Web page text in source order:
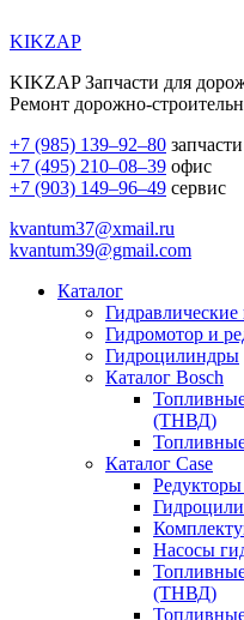
KIKZAP
KIKZAP Запчасти для
Ремонт дорожно-
+7 (985) 139–92–80 запчасти
+7 (495) 210–08–39 офис
+7 (903) 149–96–49 сервис
kvantum37@xmail.ru
kvantum39@gmail.com
Каталог
Гидравлические
Гидромотор и
Гидроцилиндры
Каталог Bosch
(ТНВД)
Каталог Case
Насосы
(ТНВД)